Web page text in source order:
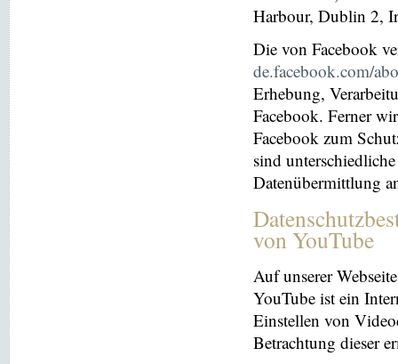
Harbour, Dublin 2,
Die von Facebook
de.facebook.com/
Erhebung,
Facebook. Ferner
Facebook zum
sind
Datenübermittlung
von YouTube
Auf unserer
YouTube ist ein
Einstellen von
Betrachtung dieser